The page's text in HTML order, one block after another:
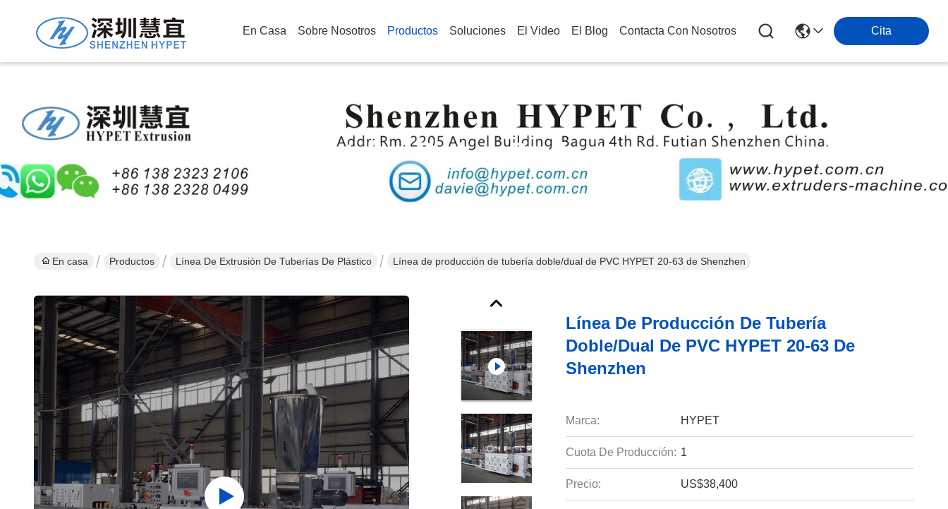
En Casa Sobre Nosotros Productos Soluciones El Video El Blog Contacta Con Nosotros Cita
Detalles De Los Productos
En casa Productos Línea De Extrusión De Tuberías De Plástico Línea de producción de tubería doble/dual de PVC HYPET 20-63 de Shenzhen
Línea De Producción De Tubería
Doble/dual De PVC HYPET 20-63 De
Shenzhen
Marca: HYPET
Cuota De Producción: 1
Precio: US$38,400